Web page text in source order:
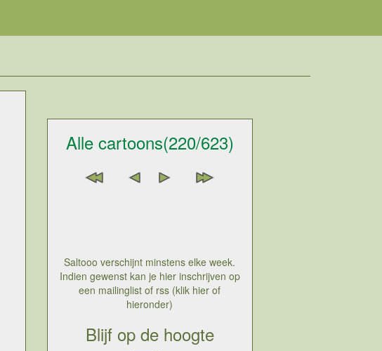
Alle cartoons(220/623)
Saltooo verschijnt minstens elke week.
Indien gewenst kan je hier inschrijven op
een mailinglist of rss (klik hier of
hieronder)
Blijf op de hoogte